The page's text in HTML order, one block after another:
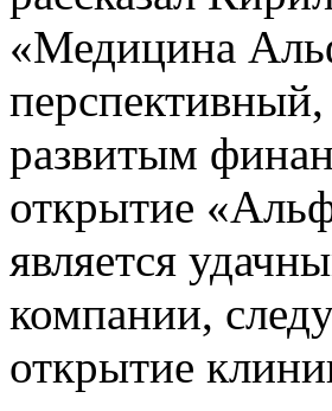
«Медицина
развитым
открытие
является
компании,
открытие